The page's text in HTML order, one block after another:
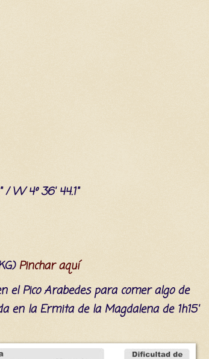
/ W 4º 36' 44.1"
Pinchar aquí
el Pico Arabedes para comer algo de
la Ermita de la Magdalena de 1h15'